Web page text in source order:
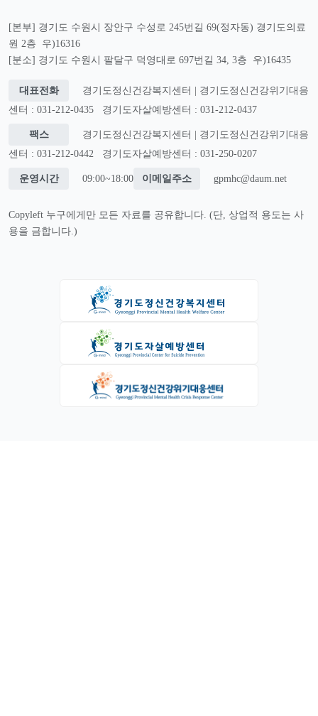
[본부] 경기도 수원시 장안구 수성로 245번길 69(정자동) 경기도의료
원 2층 우)16316
[분소] 경기도 수원시 팔달구 덕영대로 697번길 34, 3층 우)16435
대표전화
경기도정신건강복지센터 | 경기도정신건강위기대응
센터 : 031-212-0435
경기도자살예방센터 : 031-212-0437
팩스
경기도정신건강복지센터 | 경기도정신건강위기대응
센터 : 031-212-0442
경기도자살예방센터 : 031-250-0207
운영시간 09:00~18:00 이메일주소 gpmhc@daum.net
Copyleft 누구에게만 모든 자료를 공유합니다. (단, 상업적 용도는 사
용을 금합니다.)